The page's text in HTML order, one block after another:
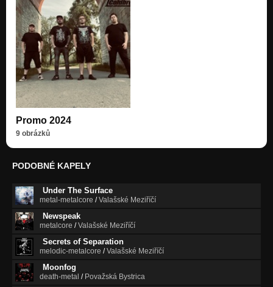
Promo 2024
9 obrázků
PODOBNÉ KAPELY
Under The Surface
metal-metalcore /Valašské Meziříčí
Newspeak
metalcore /Valašské Meziříčí
Secrets of Separation
melodic-metalcore /Valašské Meziříčí
Moonfog
death-metal / Považská Bystrica